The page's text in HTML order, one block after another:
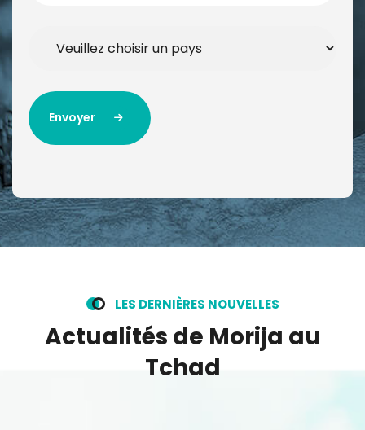
Envoyer
Envoyer
LES DERNIÈRES NOUVELLES
Actualités de Morija au
Tchad